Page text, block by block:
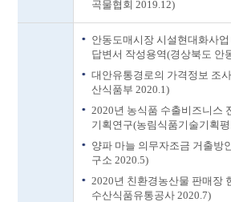
곡물협회 2019.12)
안동도매시장 시설현대화사
답변서 작성용역(경상북도 안
대안유통경로의 가격정보 조
산식품부 2020.1)
2020년 농식품 수출비즈니스
기획연구(농림식품기술기획
양파 마늘 의무자조금 거출방
구소 2020.5)
2020년 친환경농산물 판매장
수산식품유통공사 2020.7)